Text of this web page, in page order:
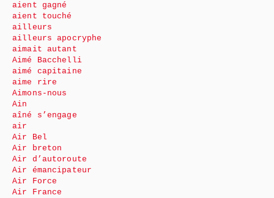
aient gagné
aient touché
ailleurs
ailleurs apocryphe
aimait autant
Aimé Bacchelli
aimé capitaine
aime rire
Aimons-nous
Ain
aîné s’engage
air
Air Bel
Air breton
Air d’autoroute
Air émancipateur
Air Force
Air France